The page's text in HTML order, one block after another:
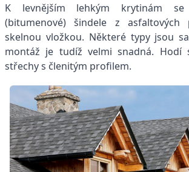
K levnějším lehkým krytinám
(bitumenové) šindele z
skelnou vložkou. Některé typy jsou
montáž je tudíž velmi snadná. Hodí
střechy s členitým profilem.